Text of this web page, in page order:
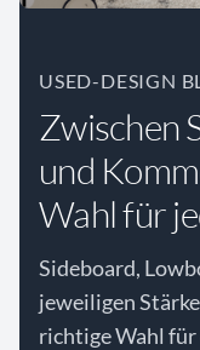
USED-DESIGN
Zwischen
und
Wahl für
Sideboard,
jeweiligen
richtige Wahl für